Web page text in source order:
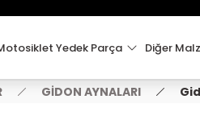
2000 TL VE ÜZERİ
Yedek Parça Diğer
GİDON AYNALARI